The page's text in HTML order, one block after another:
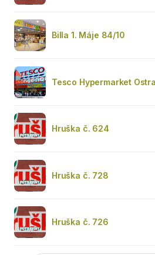
Billa 1. Máje 84/10
Tesco Hypermarket
Hruška č. 624
Hruška č. 728
Hruška č. 726